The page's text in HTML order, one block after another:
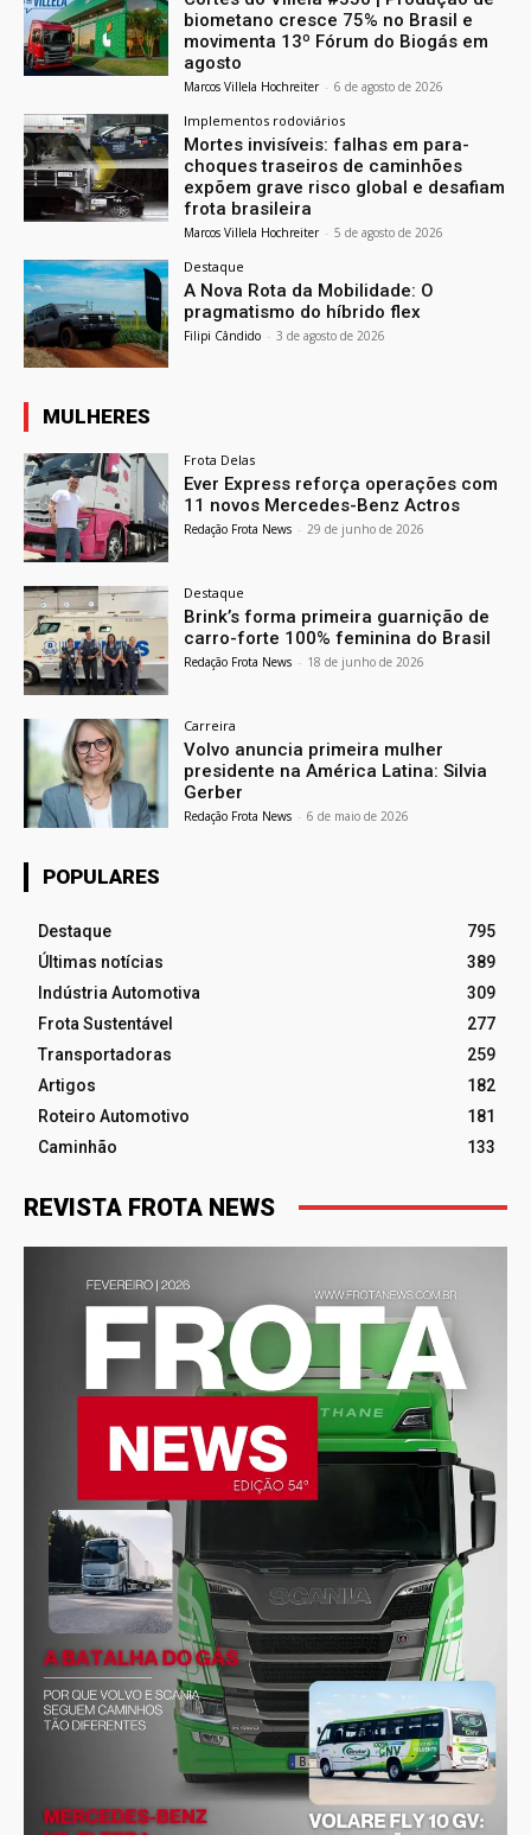
biometano cresce 75% no Brasil e
movimenta 13º Fórum do Biogás em
agosto
Marcos Villela Hochreiter - 6 de agosto de 2026
Implementos rodoviários
Mortes invisíveis: falhas em para-
choques traseiros de caminhões
expõem grave risco global e desafiam
frota brasileira
Marcos Villela Hochreiter - 5 de agosto de 2026
Destaque
A Nova Rota da Mobilidade: O
pragmatismo do híbrido flex
Filipi Cândido - 3 de agosto de 2026
MULHERES
Frota Delas
Ever Express reforça operações com
11 novos Mercedes-Benz Actros
Redação Frota News - 29 de junho de 2026
Destaque
Brink’s forma primeira guarnição de
carro-forte 100% feminina do Brasil
Redação Frota News - 18 de junho de 2026
Carreira
Volvo anuncia primeira mulher
presidente na América Latina: Silvia
Gerber
Redação Frota News - 6 de maio de 2026
POPULARES
Destaque
795
Últimas notícias
389
Indústria Automotiva
309
Frota Sustentável
277
Transportadoras
259
Artigos
182
Roteiro Automotivo
181
Caminhão
133
REVISTA FROTA NEWS